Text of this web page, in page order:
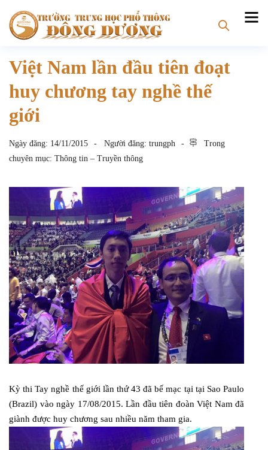
Việt Nam lần đầu tiên đoạt
huy chương tay nghề thế
giới
Ngày đăng: 14/11/2015 Người đăng: trungph
Trong
chuyên mục: Thông tin – Truyền thông
Kỳ thi Tay nghề thế giới lần thứ 43 đã bế mạc tại tại Sao Paulo
(Brazil) vào ngày 17/08/2015. Lần đầu tiên đoàn Việt Nam đã
giành được huy chương sau nhiều năm tham gia.